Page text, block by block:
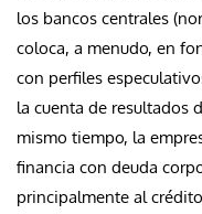
los bancos centrales
coloca, a menudo, en
con perfiles
la cuenta de resultados
mismo tiempo, la
financia con deuda
principalmente al